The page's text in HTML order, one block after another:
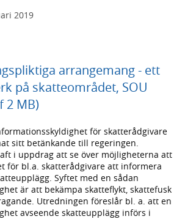
2019
arrangemang - ett
på skatteområdet, SOU
2 MB)
för skatterådgivare
sitt betänkande till regeringen.
i uppdrag att se över möjligheterna att
för bl.a. skatterådgivare att informera
Syftet med en sådan
är att bekämpa skatteflykt, skattefusk
Utredningen föreslår bl. a. att en
avseende skatteupplägg införs i